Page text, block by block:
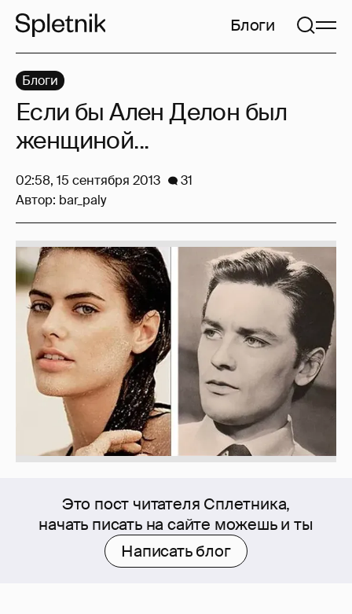
Блоги
Это пост читателя Сплетника,
начать писать на сайте можешь и ты
Написать блог
Блоги
Если бы Ален Делон был
женщиной...
02:58, 15 сентября 2013
31
Автор: bar_paly